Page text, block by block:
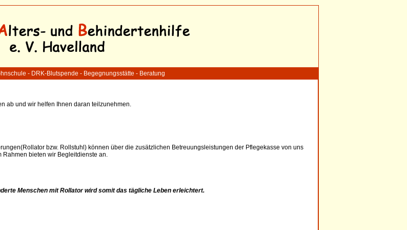
- DRK-Blutspende - Begegnungsstätte - Beratung
ab und wir helfen Ihnen daran teilzunehmen.
bzw. Rollstuhl) können über die zusätzlichen Betreuungsleistungen der Pflegekasse von uns
Rahmen bieten wir Begleitdienste an.
Menschen mit Rollator wird somit das tägliche Leben erleichtert.